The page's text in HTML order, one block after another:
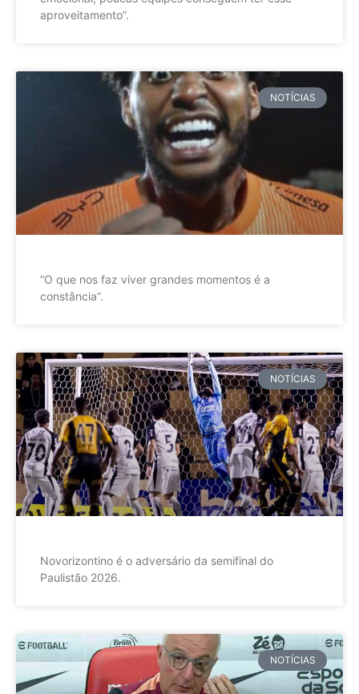
aproveitamento”.
NOTÍCIAS
”O que nos faz viver grandes momentos é a
constância”.
NOTÍCIAS
Novorizontino é o adversário da semifinal do
Paulistão 2026.
NOTÍCIAS